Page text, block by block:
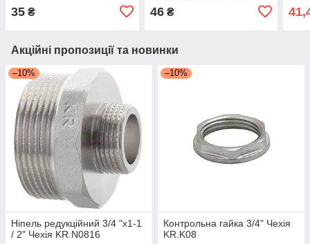
35 ₴ 46₴
Акційні пропозиції та новинки
–10%
Ніпель редукційний 3/4 "x1-1
/ 2" Чехія KR.N0816
–10%
Контрольна гайка 3/4" Чехія
KR.K08